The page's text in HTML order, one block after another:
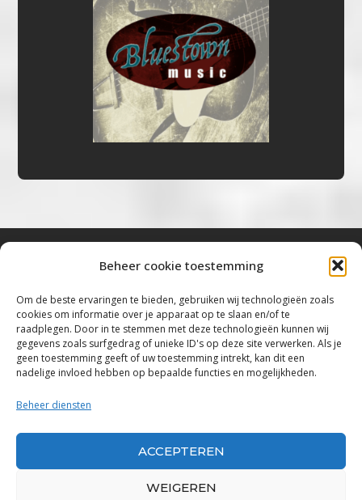
Beheer cookie toestemming
Om de beste ervaringen te bieden, gebruiken wij technologieën zoals
cookies om informatie over je apparaat op te slaan en/of te
raadplegen. Door in te stemmen met deze technologieën kunnen wij
gegevens zoals surfgedrag of unieke ID's op deze site verwerken. Als je
geen toestemming geeft of uw toestemming intrekt, kan dit een
nadelige invloed hebben op bepaalde functies en mogelijkheden.
Beheer diensten
ACCEPTEREN
WEIGEREN
“Voor de mooiste Blues, Rock, Roots &
Americana”
Copyright 2019 – 2026 Bluestown Music – All